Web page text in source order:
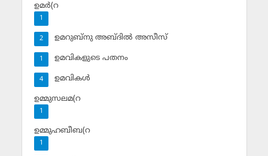
ഉമര്‍(റ
1
ഉമറുബ്‌നു അബ്ദില്‍ അസീസ്‌
2
ഉമവികളുടെ പതനം
1
ഉമവികള്‍
4
ഉമ്മുസലമ(റ
1
ഉമ്മുഹബീബ(റ
1